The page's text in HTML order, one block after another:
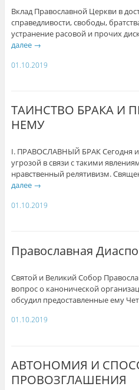
Вклад Православной Церкви в
справедливости, свободы,
устранение расовой и прочих
далее →
01.10.2019
ТАИНСТВО БРАКА И
НЕМУ
I. ПРАВОСЛАВНЫЙ БРАК Сегодня
угрозой в связи с такими
нравственный релятивизм.
далее →
01.10.2019
Православная
Святой и Великий Собор
вопрос о канонической
обсудил предоставленные ему
01.10.2019
АВТОНОМИЯ И
ПРОВОЗГЛАШЕНИЯ